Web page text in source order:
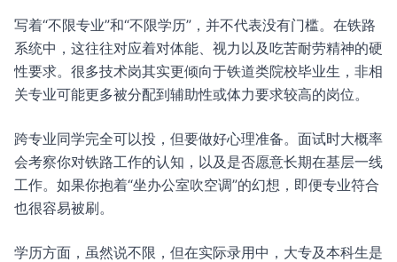
写着“不限专业”和“不限学历”，并不代表没有门槛。在铁路
系统中，这往往对应着对体能、视力以及吃苦耐劳精神的硬
性要求。很多技术岗其实更倾向于铁道类院校毕业生，非相
关专业可能更多被分配到辅助性或体力要求较高的岗位。
跨专业同学完全可以投，但要做好心理准备。面试时大概率
会考察你对铁路工作的认知，以及是否愿意长期在基层一线
工作。如果你抱着“坐办公室吹空调”的幻想，即便专业符合
也很容易被刷。
学历方面，虽然说不限，但在实际录用中，大专及本科生是